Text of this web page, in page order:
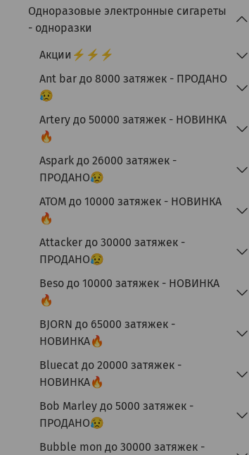
Одноразовые электронные сигареты
- одноразки
Акции⚡⚡⚡
Ant bar до 8000 затяжек - ПРОДАНО
😥
Artery до 50000 затяжек - НОВИНКА
🔥
Aspark до 26000 затяжек -
ПРОДАНО😥
ATOM до 10000 затяжек - НОВИНКА
🔥
Attacker до 30000 затяжек -
ПРОДАНО😥
Beso до 10000 затяжек - НОВИНКА
🔥
BJORN до 65000 затяжек -
НОВИНКА🔥
Bluecat до 20000 затяжек -
НОВИНКА🔥
Bob Marley до 5000 затяжек -
ПРОДАНО😥
Bubble mon до 30000 затяжек -